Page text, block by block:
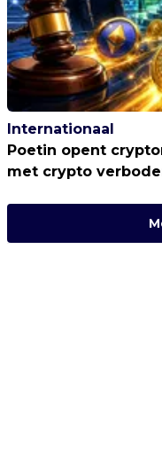
Internationaal
Poetin opent
met crypto